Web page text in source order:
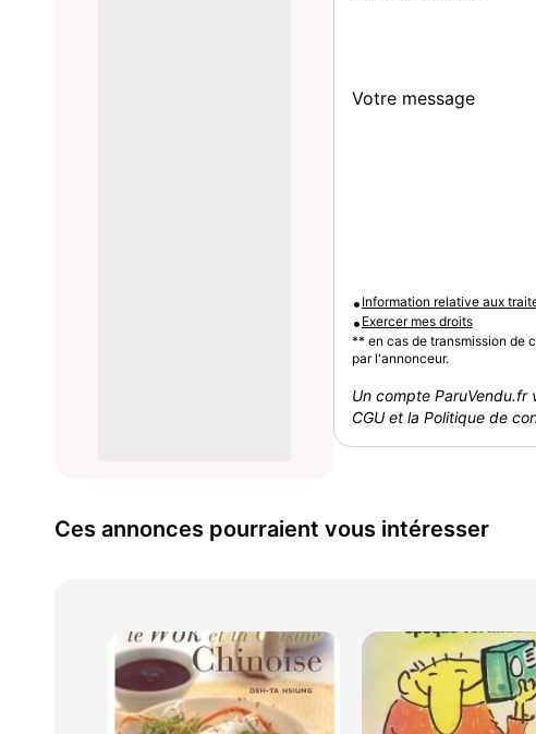
Votre message
• Information relative aux
• Exercer mes droits
** en cas de transmission de
par l'annonceur.
Un compte
CGU et la Politique de
Ces annonces pourraient vous intéresser